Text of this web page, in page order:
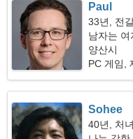
Paul
33년, 전
남자는
양산시
PC 게임,
Sohee
40년, 처